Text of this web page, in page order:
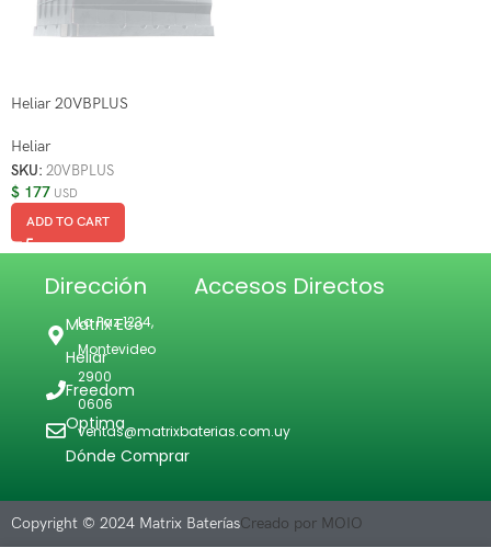
Heliar 20VBPLUS
Heliar
SKU: 20VBPLUS
$ 177 USD
ADD TO CART
Dirección
La Paz 1234,
Montevideo
2900
0606
ventas@matrixbaterias.com.uy
Accesos Directos
Matrix Eco
Heliar
Freedom
Optima
Dónde Comprar
Copyright © 2024 Matrix BateríasCreado por MOIO